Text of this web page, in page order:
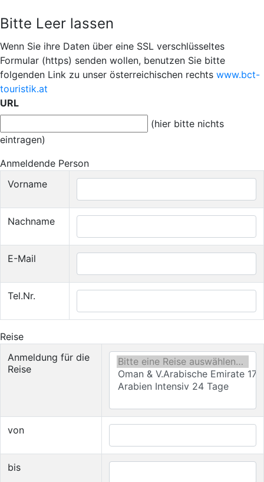
Wenn Sie ihre Daten über eine SSL verschlüsseltes
Formular (https) senden wollen, benutzen Sie bitte
folgenden Link zu unser österreichischen rechts www.bct-
touristik.at
Bitte Leer lassen
URL
(hier bitte nichts
eintragen)
Anmeldende Person
Vorname
Nachname
E-Mail
Tel.Nr.
Reise
Anmeldung für die
Reise
von
bis